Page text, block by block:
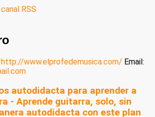
RSS
http://www.elprofedemusica.com/ Email:
autodidacta para aprender a
- Aprende guitarra, solo, sin
autodidacta con este plan